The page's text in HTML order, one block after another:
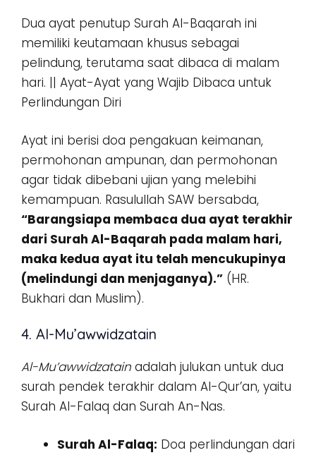
Dua ayat penutup Surah Al-Baqarah ini
memiliki keutamaan khusus sebagai
pelindung, terutama saat dibaca di malam
hari. || Ayat-Ayat yang Wajib Dibaca untuk
Perlindungan Diri
Ayat ini berisi doa pengakuan keimanan,
permohonan ampunan, dan permohonan
agar tidak dibebani ujian yang melebihi
kemampuan. Rasulullah SAW bersabda,
“Barangsiapa membaca dua ayat terakhir
dari Surah Al-Baqarah pada malam hari,
maka kedua ayat itu telah mencukupinya
(melindungi dan menjaganya).” (HR.
Bukhari dan Muslim).
4. Al-Mu’awwidzatain
Al-Mu’awwidzatain adalah julukan untuk dua
surah pendek terakhir dalam Al-Qur’an, yaitu
Surah Al-Falaq dan Surah An-Nas.
Surah Al-Falaq: Doa perlindungan dari